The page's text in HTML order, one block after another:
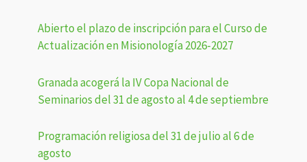
Abierto el plazo de inscripción para el Curso de
Actualización en Misionología 2026-2027
Granada acogerá la IV Copa Nacional de
Seminarios del 31 de agosto al 4 de septiembre
Programación religiosa del 31 de julio al 6 de
agosto